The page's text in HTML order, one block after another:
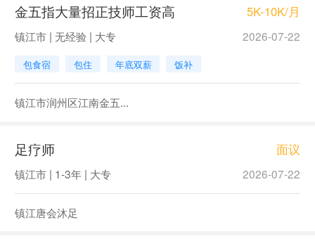
金五指大量招正技师工资高 5K-10K/月
镇江市 | 无经验 | 大专 2026-07-22
包食宿 包住 年底双薪 饭补
镇江市润州区江南金五...
足疗师 面议
镇江市 | 1-3年 | 大专 2026-07-22
镇江唐会沐足